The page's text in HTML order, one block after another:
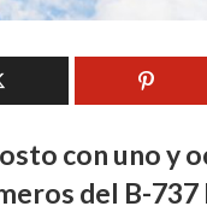
con uno y
del B-